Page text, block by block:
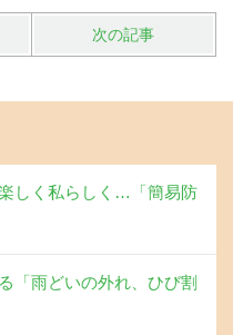
次の記事
しく私らしく…「簡易防
「雨どいの外れ、ひび割